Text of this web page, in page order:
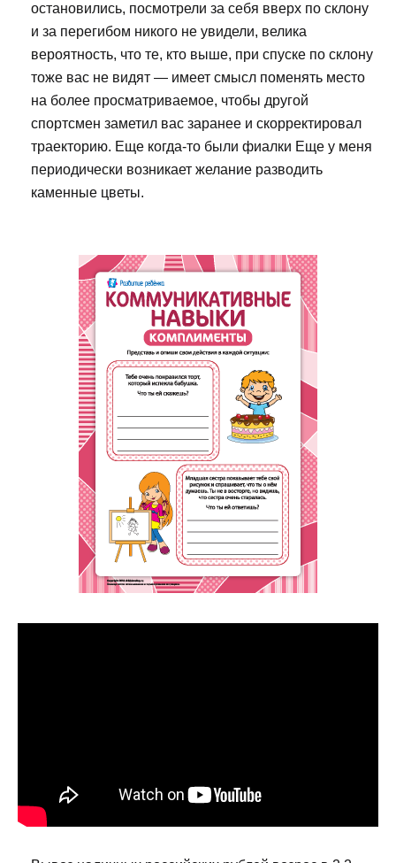
остановились, посмотрели за себя вверх по склону
и за перегибом никого не увидели, велика
вероятность, что те, кто выше, при спуске по склону
тоже вас не видят — имеет смысл поменять место
на более просматриваемое, чтобы другой
спортсмен заметил вас заранее и скорректировал
траекторию. Еще когда-то были фиалки Еще у меня
периодически возникает желание разводить
каменные цветы.